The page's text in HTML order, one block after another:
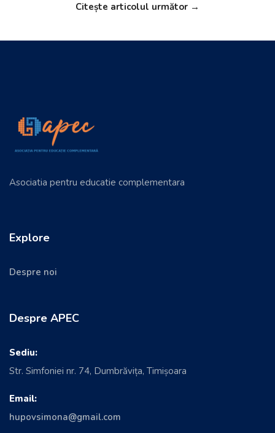
Citește articolul următor →
Asociatia pentru educatie complementara
Explore
Despre noi
Despre APEC
Sediu:
Str. Simfoniei nr. 74, Dumbrăvița, Timișoara
Email:
hupovsimona@gmail.com